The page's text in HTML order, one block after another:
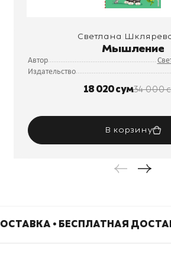
Светлана
Мышление
Автор
Издательство
18 020 сум34 000
В корзину
• БЕСПЛАТНАЯ